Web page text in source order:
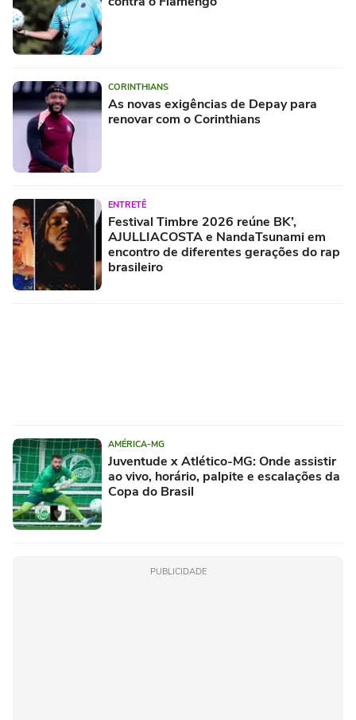
CORINTHIANS
As novas exigências de Depay para
renovar com o Corinthians
ENTRETÊ
Festival Timbre 2026 reúne BK’,
AJULLIACOSTA e NandaTsunami em
encontro de diferentes gerações do rap
brasileiro
AMÉRICA-MG
Juventude x Atlético-MG: Onde assistir
ao vivo, horário, palpite e escalações da
Copa do Brasil
PUBLICIDADE